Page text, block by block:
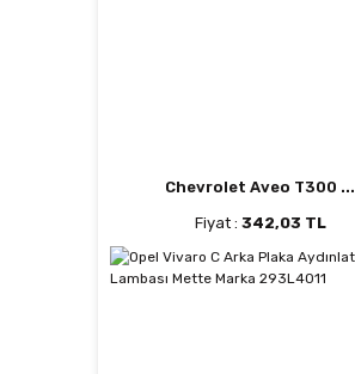
Chevrolet Aveo T300 ...
Fiyat : 342,03 TL